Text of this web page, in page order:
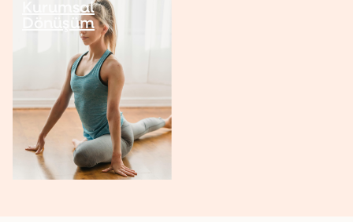
Kurumsal
Dönüşüm